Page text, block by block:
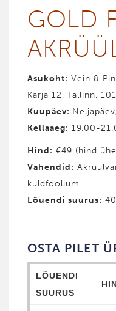
GOLD
Asukoht: Vein &
Karja 12, Tallinn,
Kuupäev:
Kellaaeg: 19.00-
Hind: €49 (hind
Vahendid:
kuldfoolium
Lõuendi suurus:
OSTA PILET
LÕUENDI
SUURUS